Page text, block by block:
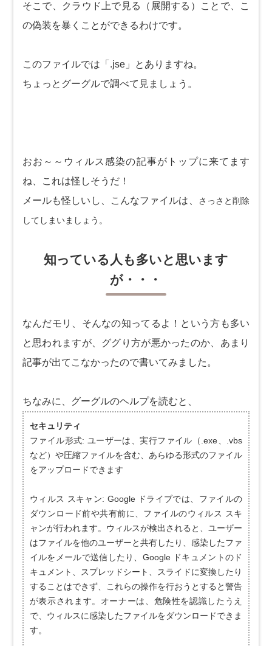
そこで、クラウド上で見る（展開する）ことで、こ
の偽装を暴くことができるわけです。
このファイルでは「.jse」とありますね。
ちょっとグーグルで調べて見ましょう。
おお～～ウィルス感染の記事がトップに来てます
ね、これは怪しそうだ！
メールも怪しいし、こんなファイルは、
さっさと削除
してしまいましょう。
知っている人も多いと思います
が・・・
なんだモリ、そんなの知ってるよ！という方も多い
と思われますが、ググり方が悪かったのか、あまり
記事が出てこなかったので書いてみました。
ちなみに、グーグルのヘルプを読むと、
セキュリティ
ファイル形式: ユーザーは、実行ファイル（.exe、.vbs
など）や圧縮ファイルを含む、あらゆる形式のファイル
をアップロードできます
ウィルス スキャン: Google ドライブでは、ファイルの
ダウンロード前や共有前に、ファイルのウィルス スキ
ャンが行われます。ウィルスが検出されると、ユーザー
はファイルを他のユーザーと共有したり、感染したファ
イルをメールで送信したり、Google ドキュメントのド
キュメント、スプレッドシート、スライドに変換したり
することはできず、これらの操作を行おうとすると警告
が表示されます。オーナーは、危険性を認識したうえ
で、ウィルスに感染したファイルをダウンロードできま
す。